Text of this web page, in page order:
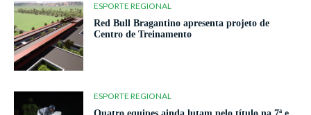
ESPORTE REGIONAL
Red Bull Bragantino apresenta projeto de
Centro de Treinamento
ESPORTE REGIONAL